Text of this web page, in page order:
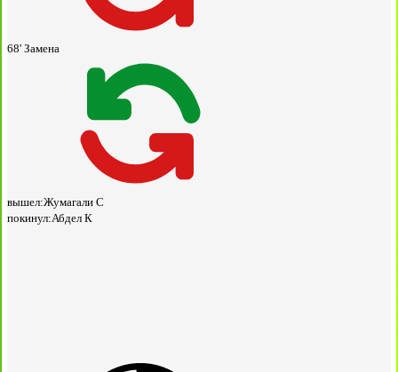
68' Замена
вышел:Жумагали С
покинул:Абдел К